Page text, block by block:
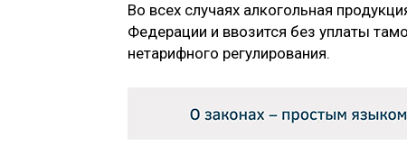
Во всех случаях алкогольная
Федерации и ввозится без уплаты
нетарифного регулирования.